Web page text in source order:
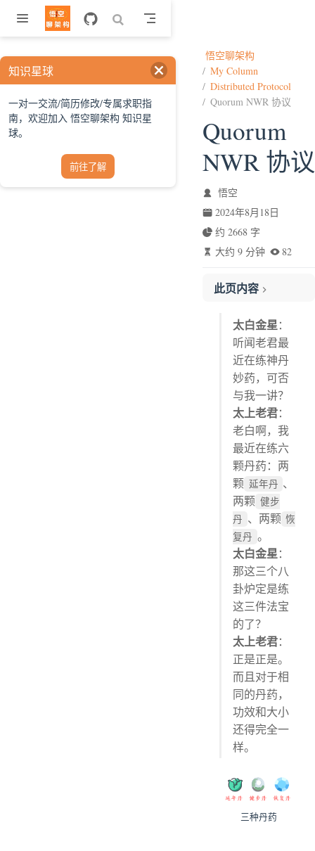
跳至主要內容
悟空聊架构
My Column
Distributed Protocol
Quorum NWR 协议
Quorum
NWR 协议
悟空
2024年8月18日
约 2668 字
大约 9 分钟
82
此页内容
2.1 一致性
Quorum NWR
3.1 参数 N
3.2 参数 W
3.3 参数 R
3.4 参数组合
四、应用
五、总结
太白金星：
听闻老君最
近在练神丹
妙药，可否
与我一讲？
太上老君：
老白啊，我
最近在练六
颗丹药：两
颗 延年丹 、
两颗 健步
丹 、两颗 恢
复丹 。
太白金星：
那这三个八
卦炉定是练
这三件法宝
的了？
太上老君：
正是正是。
而且对于相
同的丹药，
功效和大小
还得完全一
样。
三种丹药
知识星球
一对一交流/简历修改/专属求职指
南，欢迎加入 悟空聊架构 知识星
球。
前往了解